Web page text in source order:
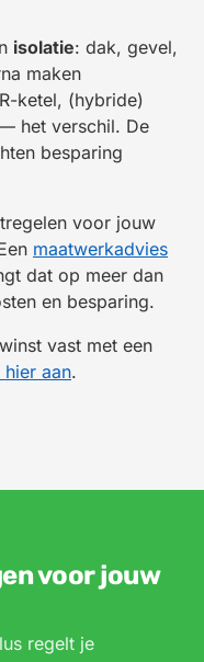
isolatie: dak, gevel,
maken
ketel, (hybride)
het verschil. De
besparing
voor jouw
maatwerkadvies
dat op meer dan
en besparing.
vast met een
aan.
voor jouw
regelt je